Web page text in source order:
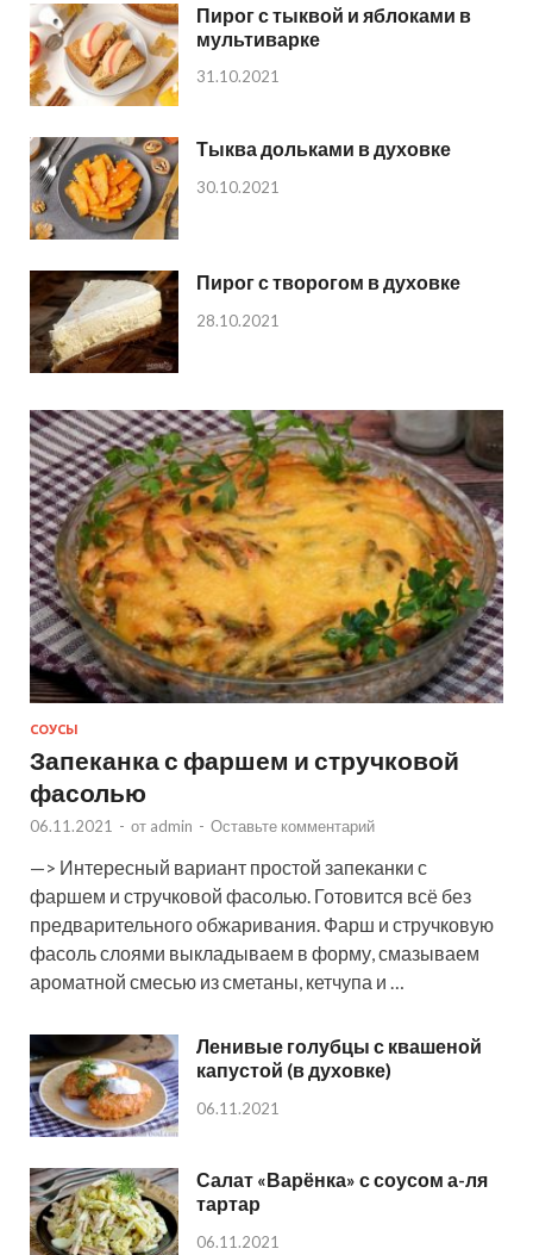
Пирог с тыквой и яблоками в
мультиварке
31.10.2021
Тыква дольками в духовке
30.10.2021
Пирог с творогом в духовке
28.10.2021
СОУСЫ
Запеканка с фаршем и стручковой
фасолью
06.11.2021 - от admin - Оставьте комментарий
—> Интересный вариант простой запеканки с
фаршем и стручковой фасолью. Готовится всё без
предварительного обжаривания. Фарш и стручковую
фасоль слоями выкладываем в форму, смазываем
ароматной смесью из сметаны, кетчупа и …
Ленивые голубцы с квашеной
капустой (в духовке)
06.11.2021
Салат «Варёнка» с соусом а-ля
тартар
06.11.2021